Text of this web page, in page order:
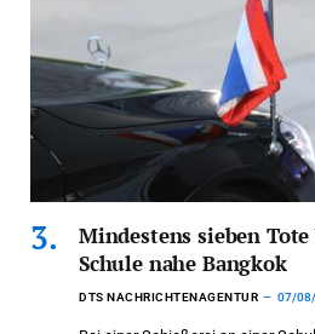
Mindestens sieben
Schule nahe Bangkok
DTS NACHRICHTENAGENTUR 07/